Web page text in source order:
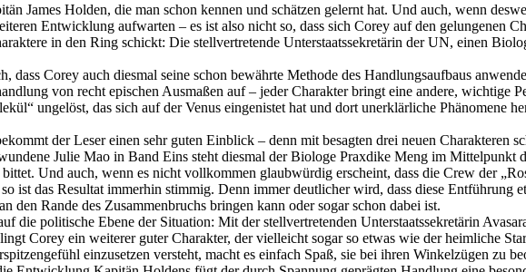
James Holden, die man schon kennen und schätzen gelernt hat. Und auch, wenn
Entwicklung aufwarten – es ist also nicht so, dass sich Corey auf den gelungenen
in den Ring schickt: Die stellvertretende Unterstaatssekretärin der UN, einen
dass Corey auch diesmal seine schon bewährte Methode des Handlungsaufbaus
von recht epischen Ausmaßen auf – jeder Charakter bringt eine andere, wichtige
ungelöst, das sich auf der Venus eingenistet hat und dort unerklärliche Phänomene
der Leser einen sehr guten Einblick – denn mit besagten drei neuen Charakteren
Julie Mao in Band Eins steht diesmal der Biologe Praxdike Meng im Mittelpunkt
Und auch, wenn es nicht vollkommen glaubwürdig erscheint, dass die Crew der
ist das Resultat immerhin stimmig. Denn immer deutlicher wird, dass diese Entführung
den Rande des Zusammenbruchs bringen kann oder sogar schon dabei ist.
die politische Ebene der Situation: Mit der stellvertretenden Unterstaatssekretärin
Corey ein weiterer guter Charakter, der vielleicht sogar so etwas wie der heimliche
einzusetzen versteht, macht es einfach Spaß, sie bei ihren Winkelzügen zu